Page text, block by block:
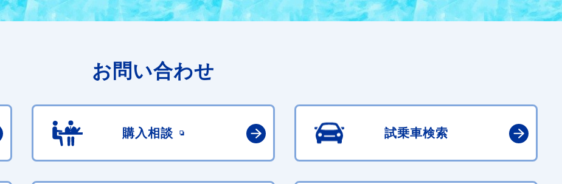
お問い合わせ
購入相談 試乗車検索